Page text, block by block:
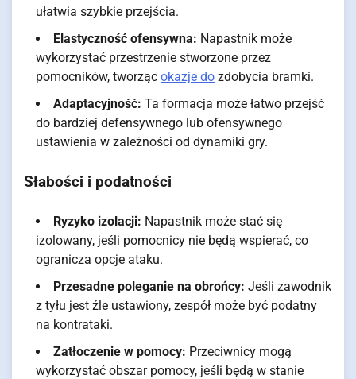
ułatwia szybkie przejścia.
Elastyczność ofensywna: Napastnik może
wykorzystać przestrzenie stworzone przez
pomocników, tworząc okazje do zdobycia bramki.
Adaptacyjność: Ta formacja może łatwo przejść
do bardziej defensywnego lub ofensywnego
ustawienia w zależności od dynamiki gry.
Słabości i podatności
Ryzyko izolacji: Napastnik może stać się
izolowany, jeśli pomocnicy nie będą wspierać, co
ogranicza opcje ataku.
Przesadne poleganie na obrońcy: Jeśli zawodnik
z tyłu jest źle ustawiony, zespół może być podatny
na kontrataki.
Zatłoczenie w pomocy: Przeciwnicy mogą
wykorzystać obszar pomocy, jeśli będą w stanie